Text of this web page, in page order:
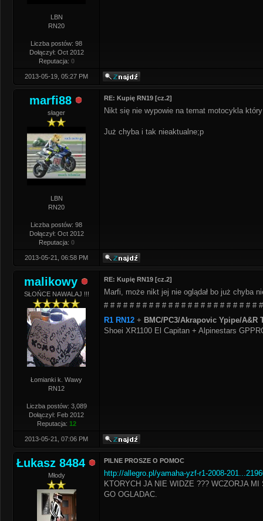
LBN
RN20
Liczba postów: 98
Dołączył: Oct 2012
Reputacja: 0
2013-05-19, 05:27 PM
marfi88
słager
LBN
RN20
Liczba postów: 98
Dołączył: Oct 2012
Reputacja: 0
RE: Kupię RN19 [cz.2]
Nikt się nie wypowie na temat motocykla
Już chyba i tak nieaktualne;p
2013-05-21, 06:58 PM
malikowy
SŁOŃCE NAWALAJ !!!
Łomianki k. Wawy
RN12
Liczba postów: 3,089
Dołączył: Feb 2012
Reputacja: 12
RE: Kupię RN19 [cz.2]
Marfi, może nikt jej nie oglądał bo już chyba
# # # # # # # # # # # # # # # # # # # # # # # #
R1 RN12 + BMC/PC3/Akrapovic Ypipe/A&R
Shoei XR1100 El Capitan + Alpinestars
2013-05-21, 07:06 PM
Łukasz 8484
Młody
PILNE PROSZE O POMOC
http://allegro.pl/yamaha-yzf-r1-2008-
KTORYCH JA NIE WIDZE ??? WCZORJA
GO OGLADAC.